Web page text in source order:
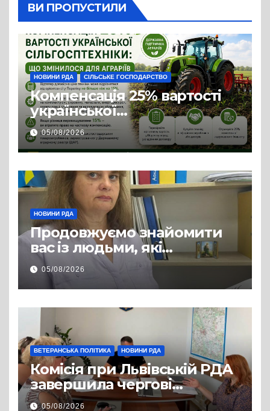
ВИ ПРОПУСТИЛИ
НОВИНИ РДА СІЛЬСЬКЕ ГОСПОДАРСТВО
Компенсація 25% вартості
української
сільгосптехніки: що
змінилося для аграріїв
05/08/2026
НОВИНИ РДА
Продовжуємо знайомити
вас із людьми, які
допомагають нашим
захисникам і захисницям
повертатися до цивільного
життя
05/08/2026
ВЕТЕРАНСЬКА ПОЛІТИКА НОВИНИ РДА
Комісія при Львівській РДА
завершила чергові
співбесіди та
05/08/2026